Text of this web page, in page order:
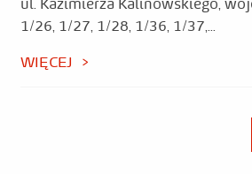
ul. Kazimierza Kalinowskiego,
1/26, 1/27, 1/28, 1/36, 1/37,...
WIĘCEJ